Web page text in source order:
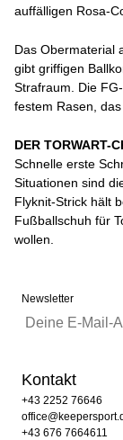
auffälligen Rosa-
Das Obermaterial
gibt griffigen
Strafraum. Die
festem Rasen,
DER TORWART-
Schnelle erste
Situationen sind
Flyknit-Strick hält
Fußballschuh für
wollen.
Newsletter
Kontakt
+43 2252 76646
+43 676 7664611